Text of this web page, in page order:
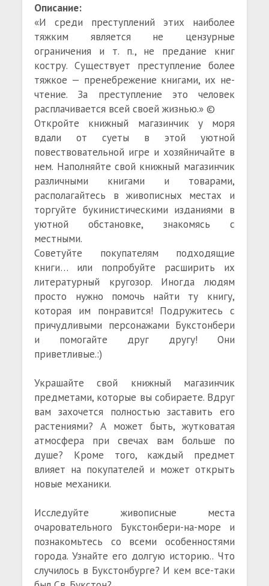
Описание:
«И среди преступлений этих наиболее
тяжким является не цензурные
ограничения и т. п., не предание книг
костру. Существует преступление более
тяжкое — пренебрежение книгами, их не-
чтение. За преступление это человек
расплачивается всей своей жизнью.» ©
Откройте книжный магазинчик у моря
вдали от суеты в этой уютной
повествовательной игре и хозяйничайте в
нем. Наполняйте свой книжный магазинчик
различными книгами и товарами,
располагайтесь в живописных местах и
торгуйте букинистическими изданиями в
уютной обстановке, знакомясь с
местными.
Советуйте покупателям подходящие
книги… или попробуйте расширить их
литературный кругозор. Иногда людям
просто нужно помочь найти ту книгу,
которая им понравится! Подружитесь с
причудливыми персонажами Букстонбери
и помогайте друг другу! Они
приветливые.:)
Украшайте свой книжный магазинчик
предметами, которые вы собираете. Вдруг
вам захочется полностью заставить его
растениями? А может быть, жутковатая
атмосфера при свечах вам больше по
душе? Кроме того, каждый предмет
влияет на покупателей и может открыть
новые механики.
Исследуйте живописные места
очаровательного Букстонбери-на-море и
познакомьтесь со всеми особенностями
города. Узнайте его долгую историю.. Что
случилось в Букстонбурге? И кем все-таки